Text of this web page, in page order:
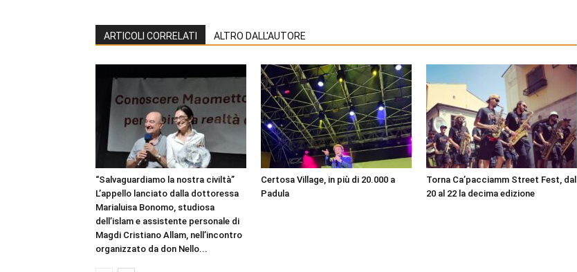
ARTICOLI CORRELATI ALTRO DALL'AUTORE
“Salvaguardiamo la nostra civiltà”
L’appello lanciato dalla dottoressa
Marialuisa Bonomo, studiosa
dell’islam e assistente personale di
Magdi Cristiano Allam, nell’incontro
organizzato da don Nello...
Certosa Village, in più di 20.000 a
Padula
Torna Ca’pacciamm Street Fest, dal
20 al 22 la decima edizione